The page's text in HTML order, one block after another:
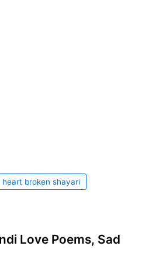
heart broken shayari
Love Poems, Sad